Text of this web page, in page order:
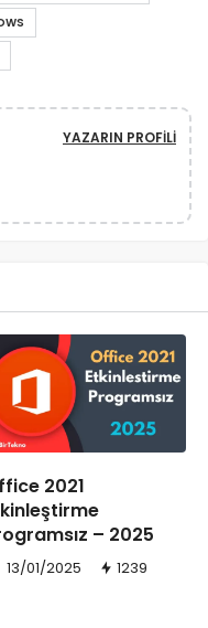
YAZARIN PROFILI
2021
– 2025
13/01/2025 1239